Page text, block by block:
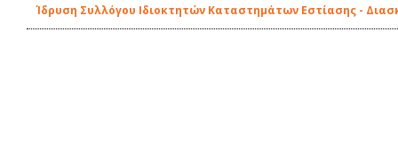
Ίδρυση Συλλόγου Ιδιοκτητών Καταστημάτων Εστίασης -